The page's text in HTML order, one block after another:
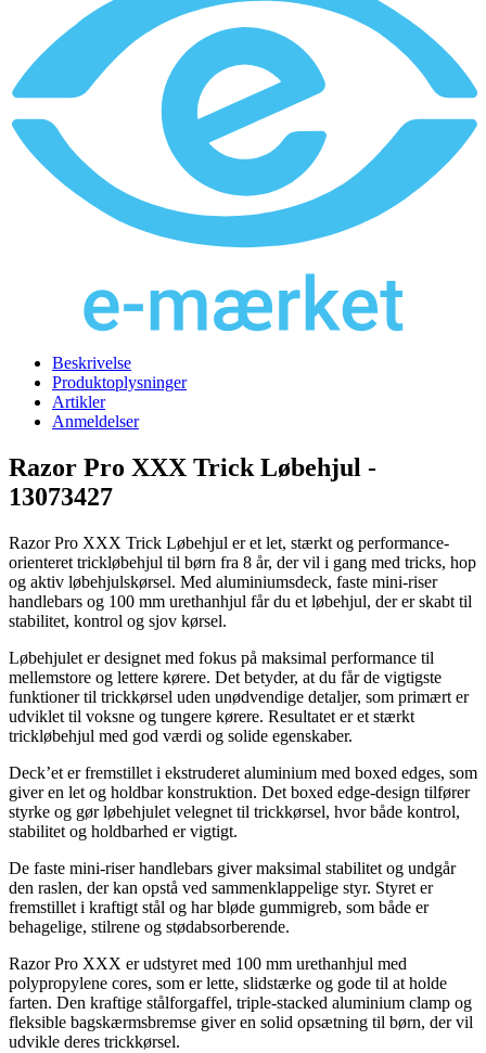
Beskrivelse
Produktoplysninger
Artikler
Anmeldelser
Razor Pro XXX Trick Løbehjul -
13073427
Razor Pro XXX Trick Løbehjul er et let, stærkt og performance-
orienteret trickløbehjul til børn fra 8 år, der vil i gang med tricks, hop
og aktiv løbehjulskørsel. Med aluminiumsdeck, faste mini-riser
handlebars og 100 mm urethanhjul får du et løbehjul, der er skabt til
stabilitet, kontrol og sjov kørsel.
Løbehjulet er designet med fokus på maksimal performance til
mellemstore og lettere kørere. Det betyder, at du får de vigtigste
funktioner til trickkørsel uden unødvendige detaljer, som primært er
udviklet til voksne og tungere kørere. Resultatet er et stærkt
trickløbehjul med god værdi og solide egenskaber.
Deck’et er fremstillet i ekstruderet aluminium med boxed edges, som
giver en let og holdbar konstruktion. Det boxed edge-design tilfører
styrke og gør løbehjulet velegnet til trickkørsel, hvor både kontrol,
stabilitet og holdbarhed er vigtigt.
De faste mini-riser handlebars giver maksimal stabilitet og undgår
den raslen, der kan opstå ved sammenklappelige styr. Styret er
fremstillet i kraftigt stål og har bløde gummigreb, som både er
behagelige, stilrene og stødabsorberende.
Razor Pro XXX er udstyret med 100 mm urethanhjul med
polypropylene cores, som er lette, slidstærke og gode til at holde
farten. Den kraftige stålforgaffel, triple-stacked aluminium clamp og
fleksible bagskærmsbremse giver en solid opsætning til børn, der vil
udvikle deres trickkørsel.